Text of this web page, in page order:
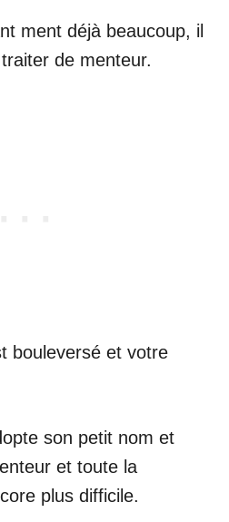
ment déjà beaucoup, il
de menteur.
bouleversé et votre
son petit nom et
et toute la
plus difficile.